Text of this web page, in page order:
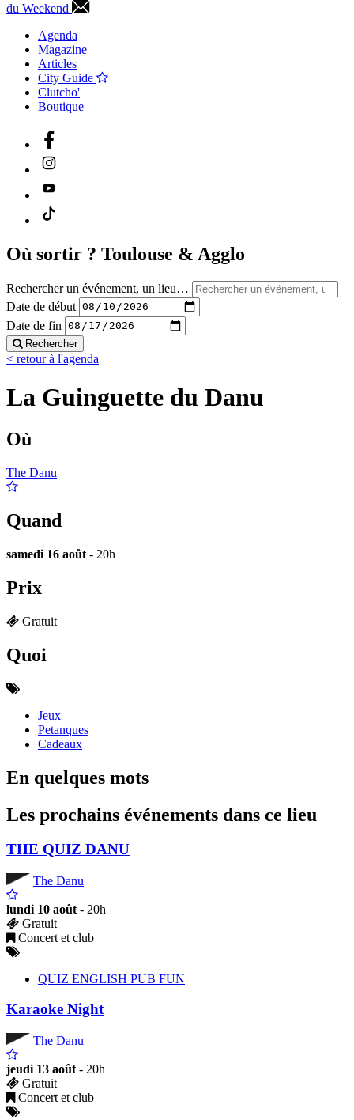
du Weekend
Agenda
Magazine
Articles
City Guide
Clutcho'
Boutique
Où sortir ? Toulouse & Agglo
Rechercher un événement, un lieu…
Date de début
Date de fin
Rechercher
< retour à l'agenda
La Guinguette du Danu
Où
The Danu
Quand
samedi 16 août - 20h
Prix
Gratuit
Quoi
Jeux
Petanques
Cadeaux
En quelques mots
Les prochains événements dans ce lieu
THE QUIZ DANU
The Danu
lundi 10 août - 20h
Gratuit
Concert et club
QUIZ ENGLISH PUB FUN
Karaoke Night
The Danu
jeudi 13 août - 20h
Gratuit
Concert et club